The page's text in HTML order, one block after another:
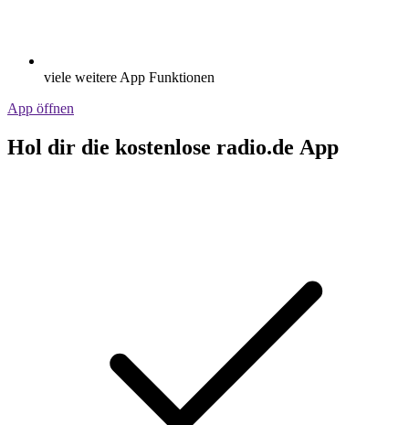
viele weitere App Funktionen
App öffnen
Hol dir die kostenlose radio.de App